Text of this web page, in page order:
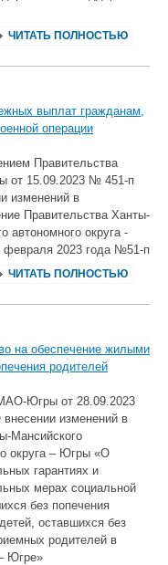
ЧИТАТЬ ПОЛНОСТЬЮ
выплат гражданам,
операции
Правительства
15.09.2023 № 451-п
изменений в
Правительства Ханты-
автономного округа -
февраля 2023 года №51-п
ЧИТАТЬ ПОЛНОСТЬЮ
на обеспечение жилыми
родителей
Югры от 28.09.2023
изменений в
Мансийского
округа – Югры «О
гарантиях и
мерах социальной
без попечения
оставшихся без
родителей в
Югре»